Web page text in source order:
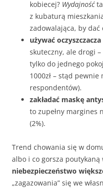
kobiecej? Wydajność
z kubaturą
zadowalająca, by
używać
skuteczny, ale drogi
tylko do jednego
1000zł – stąd pewnie
respondentów).
zakładać maskę
to zupełny margines
(2%).
Trend chowania się w
albo i co gorsza
niebezpieczeństwo
„zagazowania” się we